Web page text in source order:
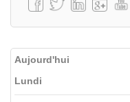
Aujourd'hui
Lundi